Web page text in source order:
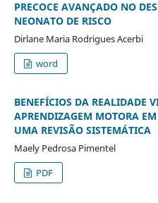
PRECOCE AVANÇADO NO
NEONATO DE RISCO
Dirlane Maria Rodrigues Acerbi
word
BENEFÍCIOS DA REALIDADE
APRENDIZAGEM MOTORA
UMA REVISÃO SISTEMÁTICA
Maely Pedrosa Pimentel
PDF